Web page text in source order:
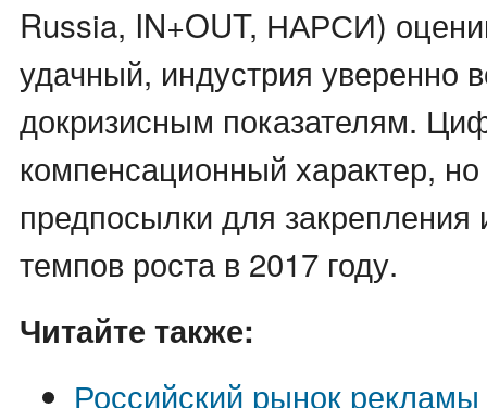
Russia, IN+OUT, НАРСИ)
удачный, индустрия уверенно
докризисным показателям.
компенсационный характер, но
предпосылки для
темпов роста в 2017 году.
Читайте также:
Российский рынок рекламы